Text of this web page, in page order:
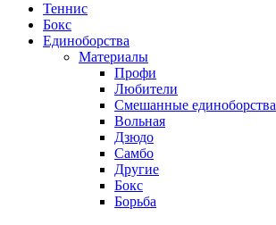
Теннис
Бокс
Единоборства
Материалы
Профи
Любители
Смешанные единоборства
Вольная
Дзюдо
Самбо
Другие
Бокс
Борьба